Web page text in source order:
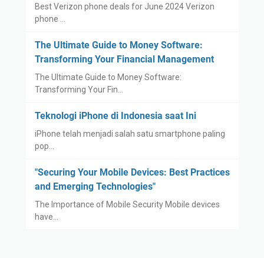
Best Verizon phone deals for June 2024 Verizon
phone …
The Ultimate Guide to Money Software:
Transforming Your Financial Management
The Ultimate Guide to Money Software:
Transforming Your Fin…
Teknologi iPhone di Indonesia saat Ini
iPhone telah menjadi salah satu smartphone paling
pop…
"Securing Your Mobile Devices: Best Practices
and Emerging Technologies"
The Importance of Mobile Security Mobile devices
have…